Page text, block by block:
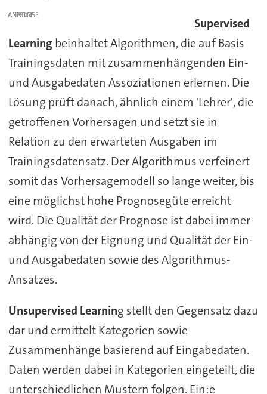
ANZEIGE
Supervised
Learningbeinhaltet Algorithmen, die auf Basis
Trainingsdaten mit zusammenhängenden Ein-
und Ausgabedaten Assoziationen erlernen. Die
Lösung prüft danach, ähnlich einem 'Lehrer', die
getroffenen Vorhersagen und setzt sie in
Relation zu den erwarteten Ausgaben im
Trainingsdatensatz. Der Algorithmus verfeinert
somit das Vorhersagemodell so lange weiter, bis
eine möglichst hohe Prognosegüte erreicht
wird. Die Qualität der Prognose ist dabei immer
abhängig von der Eignung und Qualität der Ein-
und Ausgabedaten sowie des Algorithmus-
Ansatzes.
Unsupervised Learning stellt den Gegensatz dazu
dar und ermittelt Kategorien sowie
Zusammenhänge basierend auf Eingabedaten.
Daten werden dabei in Kategorien eingeteilt, die
unterschiedlichen Mustern folgen. Ein:e